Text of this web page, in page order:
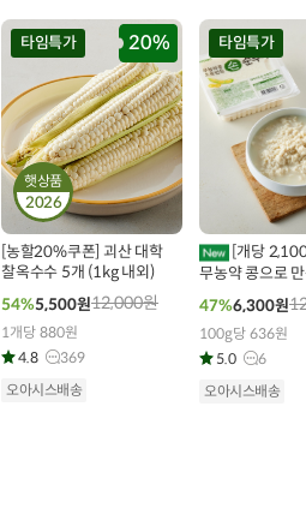
20%
타임특가
햇상품
2026
000000 323개 구매
[농할20%쿠폰] 괴산 대학
찰옥수수 5개 (1kg 내외)
54%5,500원12,000원
1개당 880원
4.8
369
오아시스배송
타임특가
00
[개당 2,100원] 국산
무농약 콩으로
두부 (330g x 3개)
47%6,300원
100g당 636원
5.0
6
오아시스배송